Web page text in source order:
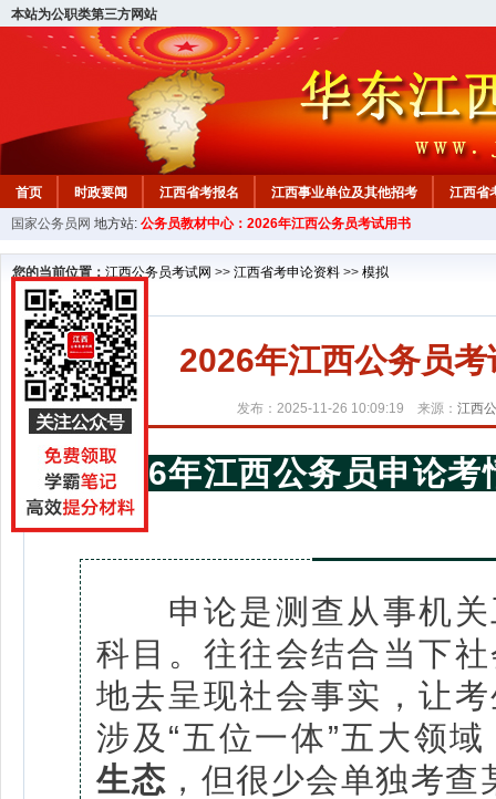
本站为公职类第三方网站
首页 时政要闻 江西省考报名 江西事业单位及其他招考 江西省
教材中心
国家公务员网 地方站: 公务员教材中心：2026年江西公务员考试用书
您的当前位置： 江西公务员考试网 >> 江西省考申论资料 >> 模拟
2026年江西公务员
发布：2025-11-26 10:09:19 来源： 江西
2026年江西公务员申论考
申论是测查从事机关
科目。往往会结合当下
地去呈现社会事实，让
涉及“五位一体”五大领域
生态 ，但很少会单独考